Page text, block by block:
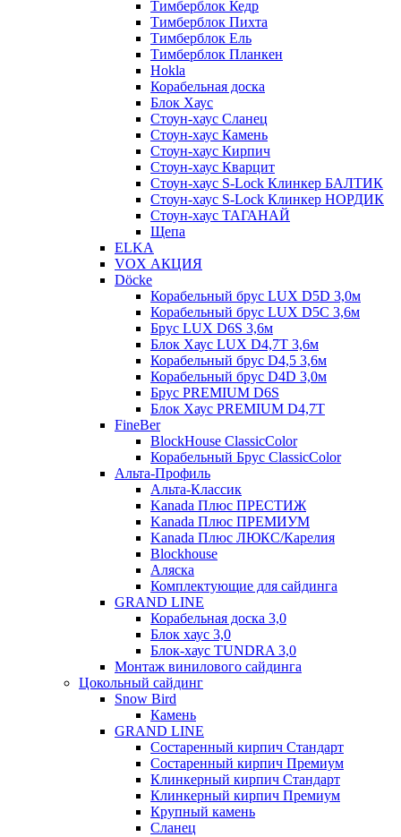
Тимберблок Кедр
Тимберблок Пихта
Тимберблок Ель
Тимберблок Планкен
Hokla
Корабельная доска
Блок Хаус
Стоун-хаус Сланец
Стоун-хаус Камень
Стоун-хаус Кирпич
Стоун-хаус Кварцит
Стоун-хаус S-Lock Клинкер БАЛТИК
Стоун-хаус S-Lock Клинкер НОРДИК
Стоун-хаус ТАГАНАЙ
Щепа
ELKA
VOX АКЦИЯ
Döcke
Корабельный брус LUX D5D 3,0м
Корабельный брус LUX D5C 3,6м
Брус LUX D6S 3,6м
Блок Хаус LUX D4,7T 3,6м
Корабельный брус D4,5 3,6м
Корабельный брус D4D 3,0м
Брус PREMIUM D6S
Блок Хаус PREMIUM D4,7T
FineBer
BlockHouse ClassicColor
Корабельный Брус ClassicColor
Альта-Профиль
Альта-Классик
Kanada Плюс ПРЕСТИЖ
Kanada Плюс ПРЕМИУМ
Kanada Плюс ЛЮКС/Карелия
Blockhouse
Аляска
Комплектующие для сайдинга
GRAND LINE
Корабельная доска 3,0
Блок хаус 3,0
Блок-хаус TUNDRA 3,0
Монтаж винилового сайдинга
Цокольный сайдинг
Snow Bird
Камень
GRAND LINE
Состаренный кирпич Стандарт
Состаренный кирпич Премиум
Клинкерный кирпич Стандарт
Клинкерный кирпич Премиум
Крупный камень
Сланец